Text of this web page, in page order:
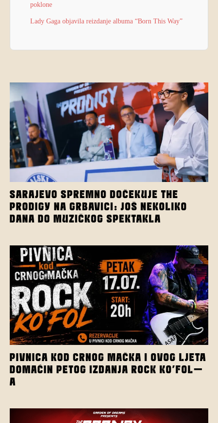
poklone
Lady Gaga objavila reizdanje albuma “Born This Way”
SARAJEVO SPREMNO DOČEKUJE THE
PRODIGY NA GRBAVICI: JOŠ NEKOLIKO
DANA DO MUZIČKOG SPEKTAKLA
PIVNICA KOD CRNOG MAČKA I OVOG LJETA
DOMAĆIN PETOG IZDANJA ROCK KO’FOL-
A